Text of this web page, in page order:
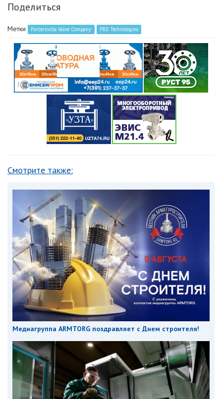
Поделиться
Метки Portersville Valve Company PRD Technologies
Смотрите также:
Медиагруппа ARMTORG поздравляет с Днем строителя!